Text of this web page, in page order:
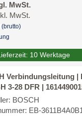
MwSt.
MwSt.
(brutto)
10 Werktage
Verbindungsleitung |
3-28 DFR |
BOSCH
EB-